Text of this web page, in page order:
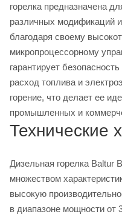
горелка предназначена
различных модификаций
благодаря своему
микропроцессорному
гарантирует
расход топлива и
горение, что делает ее
промышленных и
Технические
Дизельная горелка Baltur
множеством
высокую
в диапазоне мощности от